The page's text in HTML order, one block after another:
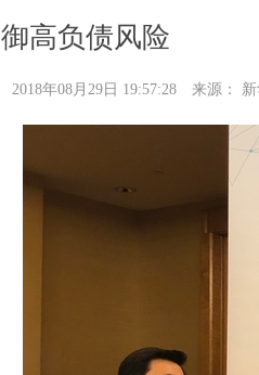
御高负债风险
2018年08月29日 19:57:28 来源： 新